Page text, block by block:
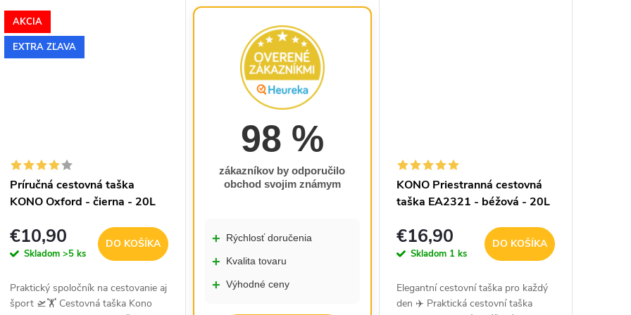
batožina do...
prenocovanie, ale spĺňa aj
AKCIA
EXTRA ZĽAVA
Príručná cestovná taška
KONO Oxford - čierna - 20L
€10,90
Skladom >5 ks
DO KOŠÍKA
Praktický spoločník na cestovanie aj
šport 🛫🏋️ Cestovná taška Kono
98 %
zákazníkov by odporučilo
obchod svojim známym
+ Rýchlosť doručenia
+ Kvalita tovaru
+ Výhodné ceny
KONO Priestranná cestovná
taška EA2321 - béžová - 20L
€16,90
Skladom 1 ks
DO KOŠÍKA
Elegantní cestovní taška pro každý
den ✈️ Praktická cestovní taška